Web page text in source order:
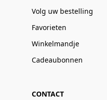
Volg uw bestelling
Favorieten
Winkelmandje
Cadeaubonnen
CONTACT